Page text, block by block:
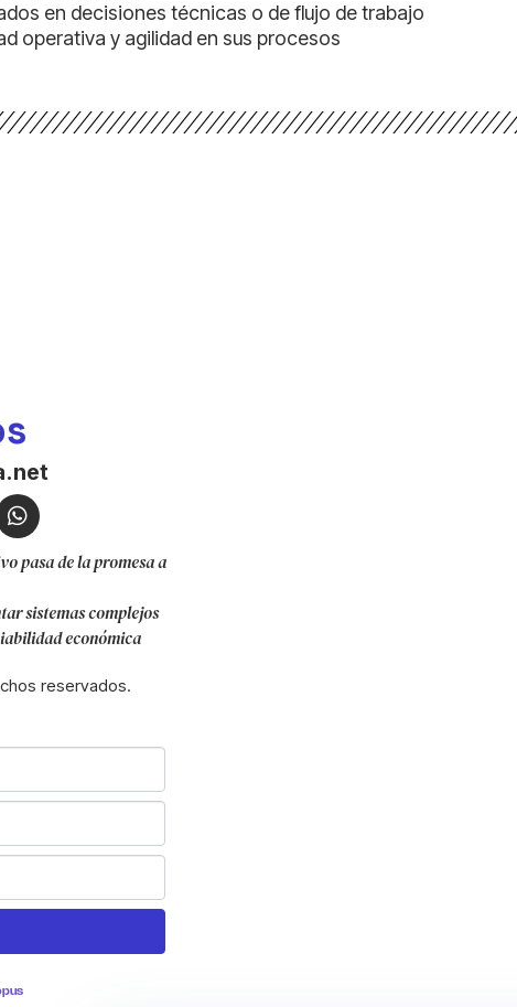
en decisiones técnicas o de flujo de trabajo
operativa y agilidad en sus procesos
pasa de la promesa a
sistemas complejos
económica
reservados.